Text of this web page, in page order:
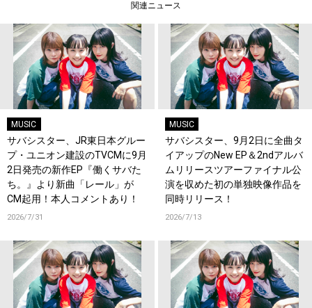
関連ニュース
MUSIC
サバシスター、JR東日本グルー
プ・ユニオン建設のTVCMに9月
2日発売の新作EP『働くサバた
ち。』より新曲「レール」が
CM起用！本人コメントあり！
2026/7/31
MUSIC
サバシスター、9月2日に全曲タ
イアップのNew EP＆2ndアルバ
ムリリースツアーファイナル公
演を収めた初の単独映像作品を
同時リリース！
2026/7/13